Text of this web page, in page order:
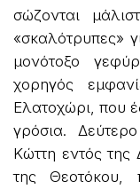
σώζονται
«σκαλότρυπες»
μονότοξο
χορηγός
Ελατοχώρι, που
γρόσια.
Κώττη εντός
της